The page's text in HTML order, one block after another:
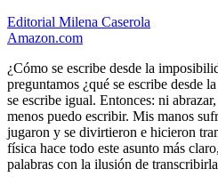
Editorial Milena Caserola
Amazon.com
¿Cómo se escribe desde la
preguntamos ¿qué se escribe desde
se escribe igual. Entonces: ni
menos puedo escribir. Mis manos
jugaron y se divirtieron e hicieron
física hace todo este asunto más
palabras con la ilusión de